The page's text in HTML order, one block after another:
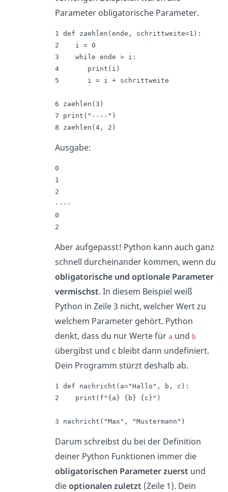
Parameter obligatorische Parameter.
1 def zaehlen(ende, schrittweite=1):
2    i = 0
3    while ende > i:
4       print(i)
5       i = i + schrittweite
6 zaehlen(3)
7 print("----")
8 zaehlen(4, 2)
Ausgabe:
0
1
2
----
0
2
Aber aufgepasst! Python kann auch ganz
schnell durcheinander kommen, wenn du
obligatorische und optionale Parameter
vermischst. In diesem Beispiel weiß
Python in Zeile 3 nicht, welcher Wert zu
welchem Parameter gehört. Python
denkt, dass du nur Werte für a und b
übergibst und c bleibt dann undefiniert.
Dein Programm stürzt deshalb ab.
1 def nachricht(a="Hallo", b, c):
2    print(f"{a} {b} {c}")
3 nachricht("Max", "Mustermann")
Darum schreibst du bei der Definition
deiner Python Funktionen immer die
obligatorischen Parameter zuerst und
dieoptionalen zuletzt (Zeile 1). Dein